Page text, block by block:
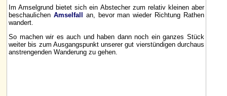
Im Amselgrund bietet sich ein Abstecher zum relativ kleinen aber
beschaulichen Amselfall an, bevor man wieder Richtung Rathen
wandert.
So machen wir es auch und haben dann noch ein ganzes Stück
weiter bis zum Ausgangspunkt unserer gut vierstündigen durchaus
anstrengenden Wanderung zu gehen.